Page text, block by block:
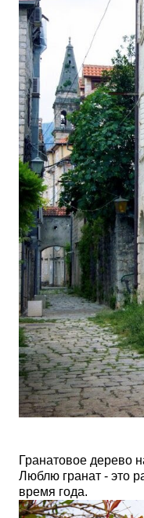
Гранатовое дерево
Люблю гранат - это
время года.